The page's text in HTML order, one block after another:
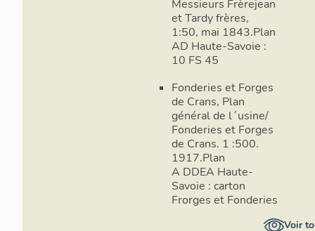
Messieurs Frèrejean
et Tardy frères,
1:50, mai 1843.Plan
AD Haute-Savoie :
10 FS 45
Fonderies et Forges
de Crans, Plan
général de l´usine/
Fonderies et Forges
de Crans. 1 :500.
1917.Plan
A DDEA Haute-
Savoie : carton
Frorges et Fonderies
Voir